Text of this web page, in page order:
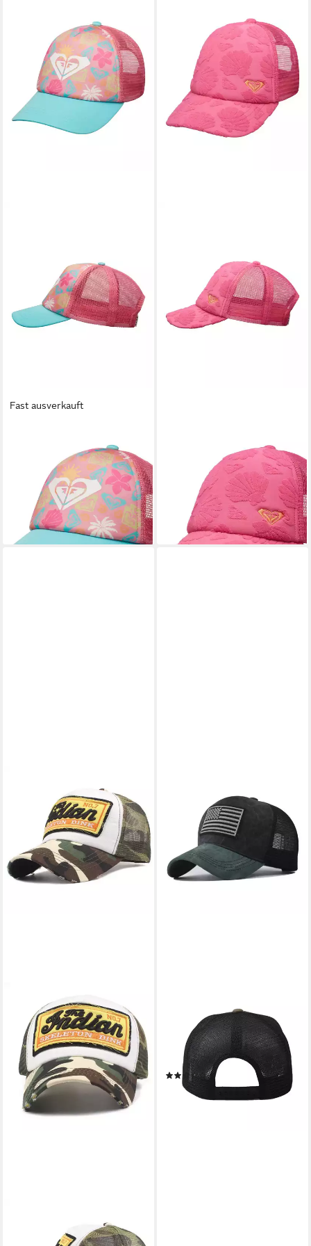
Fast ausverkauft
Trucker Cap Sweet Emotions
UVP 20,00 €
lieferbar - in 9-11 Werktagen bei
Trucker Cap Sweet Lil Heart
UVP 20,00 €
lieferbar - in 9-11 Werktagen bei
Trucker Cap Indian Vintage
Trucker Cap U.S.A. Flag
Fahne USA Basic Retro
Amerika Trucker Mesh
Baseballcap im vintage used
Look
(3)
32,90 €
lieferbar - in 3-4 Werktagen bei dir